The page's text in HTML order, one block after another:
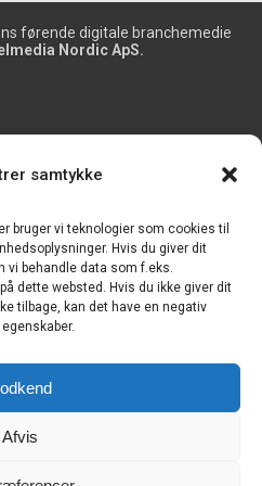
samtykke
bruger vi teknologier som cookies til
Hvis du giver dit
vi behandle data som f.eks.
dette websted. Hvis du ikke giver dit
tilbage, kan det have en negativ
Afvis
førende digitale branchemedie
Nordic ApS.
er tilmeldt